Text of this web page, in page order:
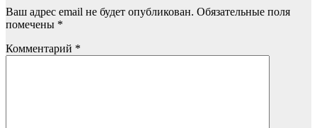
Ваш адрес email не будет опубликован. Обязательные поля
помечены *
Комментарий *